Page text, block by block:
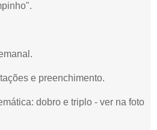
e preenchimento.
dobro e triplo - ver na foto